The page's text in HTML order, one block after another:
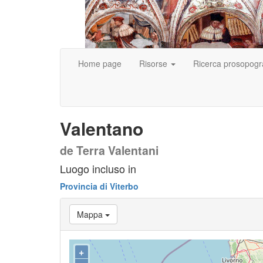
Home page Risorse Ricerca
Valentano
de Terra Valentani
Luogo incluso in
Provincia di Viterbo
Mappa
+